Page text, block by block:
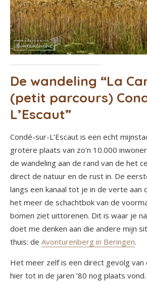
De wandeling “La
(petit parcours)
L’Escaut”
Condé-sur-L’Escaut is een echt
grotere plaats van zo’n 10.000
de wandeling aan de rand van de het
direct de natuur en de rust in. De
langs een kanaal tot je in de verte aan
het meer de schachtbok van de
bomen ziet uittorenen. Dit is waar je
doet me denken aan die andere mijn
thuis: de Avonturenberg in Beringen.
Het meer zelf is een direct gevolg van
hier tot in de jaren ’80 nog plaats